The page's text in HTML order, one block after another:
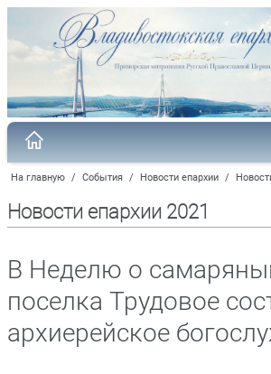
На главную / События / Новости епархии /
Новости епархии 2021
В Неделю о
поселка Трудовое
архиерейское